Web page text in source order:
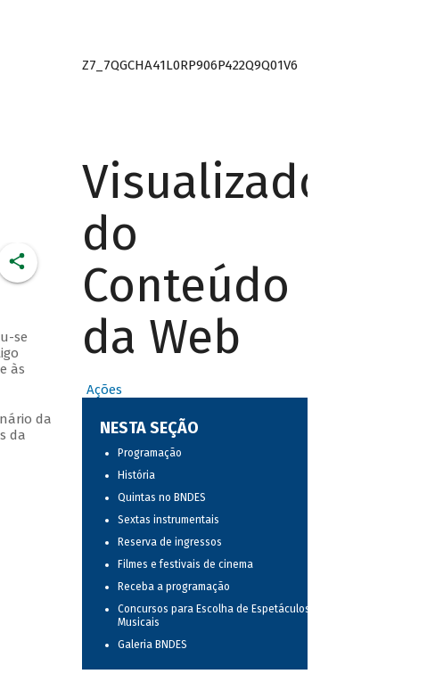
se
às
da
da
Z7_7QGCHA41L0RP906P422Q9Q01V6
Visualizador
do
Conteúdo
da Web
Ações
NESTA SEÇÃO
Programação
História
Quintas no BNDES
Sextas instrumentais
Reserva de ingressos
Filmes e festivais de cinema
Receba a programação
Concursos para Escolha de Espetáculos
Musicais
Galeria BNDES